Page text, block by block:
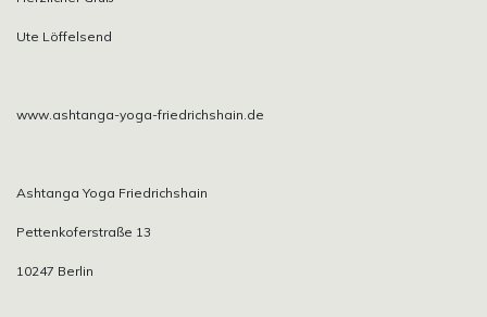
Ute Löffelsend
www.ashtanga-yoga-friedrichshain.de
Ashtanga Yoga Friedrichshain
Pettenkoferstraße 13
10247 Berlin